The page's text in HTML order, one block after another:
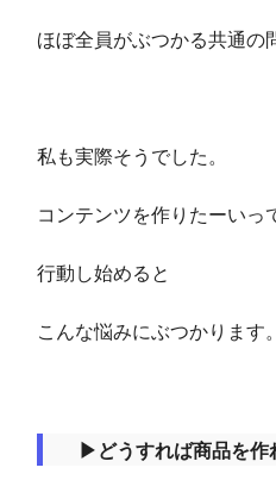
ほぼ全員がぶつかる共通の
私も実際そうでした。
コンテンツを作りたーいっ
行動し始めると
こんな悩みにぶつかります。
▶︎どうすれば商品を作